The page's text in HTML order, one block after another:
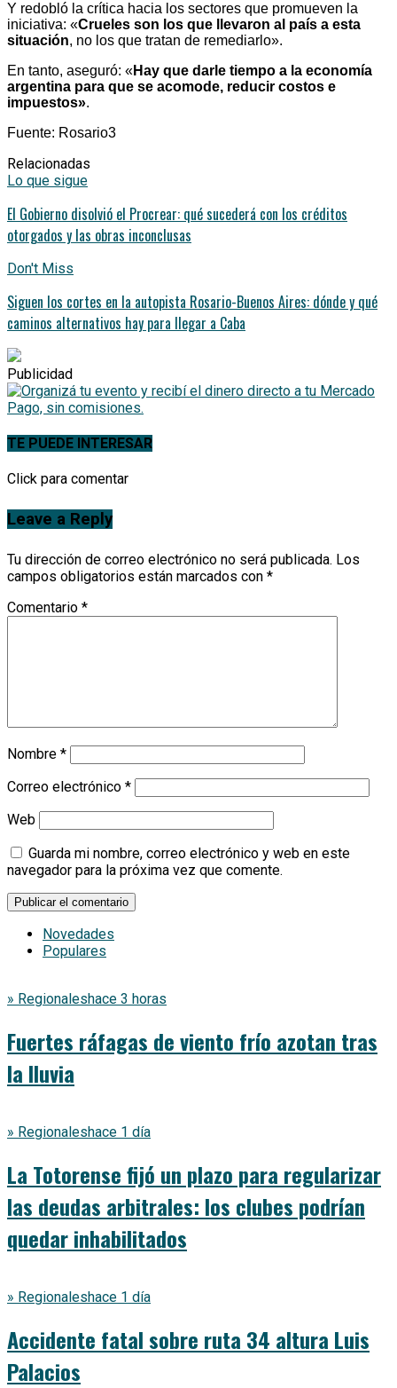
Y redobló la crítica hacia los sectores que promueven la
iniciativa: «Crueles son los que llevaron al país a esta
situación, no los que tratan de remediarlo».
En tanto, aseguró: «Hay que darle tiempo a la economía
argentina para que se acomode, reducir costos e
impuestos».
Fuente: Rosario3
Relacionadas
Lo que sigue
El Gobierno disolvió el Procrear: qué sucederá con los créditos
otorgados y las obras inconclusas
Don't Miss
Siguen los cortes en la autopista Rosario-Buenos Aires: dónde y qué
caminos alternativos hay para llegar a Caba
Publicidad
TE PUEDE INTERESAR
Click para comentar
Leave a Reply
Tu dirección de correo electrónico no será publicada. Los
campos obligatorios están marcados con *
Comentario *
Nombre *
Correo electrónico *
Web
Guarda mi nombre, correo electrónico y web en este
navegador para la próxima vez que comente.
Novedades
Populares
» Regionaleshace 3 horas
Fuertes ráfagas de viento frío azotan tras
la lluvia
» Regionaleshace 1 día
La Totorense fijó un plazo para regularizar
las deudas arbitrales: los clubes podrían
quedar inhabilitados
» Regionaleshace 1 día
Accidente fatal sobre ruta 34 altura Luis
Palacios